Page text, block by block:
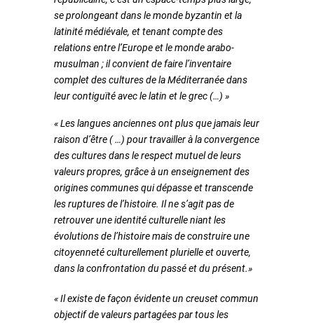
se prolongeant dans le monde byzantin et la
latinité médiévale, et tenant compte des
relations entre l’Europe et le monde arabo-
musulman ; il convient de faire l’inventaire
complet des cultures de la Méditerranée dans
leur contiguïté avec le latin et le grec (…) »
« Les langues anciennes ont plus que jamais leur
raison d’être ( …) pour travailler à la convergence
des cultures dans le respect mutuel de leurs
valeurs propres, grâce à un enseignement des
origines communes qui dépasse et transcende
les ruptures de l’histoire. Il ne s’agit pas de
retrouver une identité culturelle niant les
évolutions de l’histoire mais de construire une
citoyenneté culturellement plurielle et ouverte,
dans la confrontation du passé et du présent.»
« Il existe de façon évidente un creuset commun
objectif de valeurs partagées par tous les